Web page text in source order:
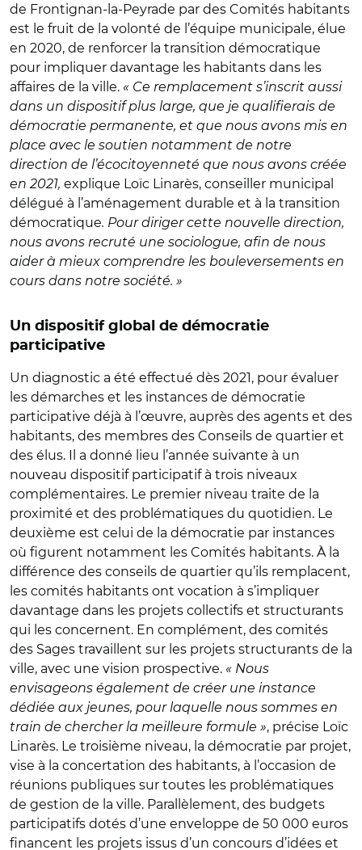
de Frontignan-la-Peyrade par des Comités habitants
est le fruit de la volonté de l’équipe municipale, élue
en 2020, de renforcer la transition démocratique
pour impliquer davantage les habitants dans les
affaires de la ville. « Ce remplacement s’inscrit aussi
dans un dispositif plus large, que je qualifierais de
démocratie permanente, et que nous avons mis en
place avec le soutien notamment de notre
direction de l’écocitoyenneté que nous avons créée
en 2021, explique Loïc Linarès, conseiller municipal
délégué à l’aménagement durable et à la transition
démocratique. Pour diriger cette nouvelle direction,
nous avons recruté une sociologue, afin de nous
aider à mieux comprendre les bouleversements en
cours dans notre société. »
Un dispositif global de démocratie
participative
Un diagnostic a été effectué dès 2021, pour évaluer
les démarches et les instances de démocratie
participative déjà à l’œuvre, auprès des agents et des
habitants, des membres des Conseils de quartier et
des élus. Il a donné lieu l’année suivante à un
nouveau dispositif participatif à trois niveaux
complémentaires. Le premier niveau traite de la
proximité et des problématiques du quotidien. Le
deuxième est celui de la démocratie par instances
où figurent notamment les Comités habitants. À la
différence des conseils de quartier qu’ils remplacent,
les comités habitants ont vocation à s’impliquer
davantage dans les projets collectifs et structurants
qui les concernent. En complément, des comités
des Sages travaillent sur les projets structurants de la
ville, avec une vision prospective. « Nous
envisageons également de créer une instance
dédiée aux jeunes, pour laquelle nous sommes en
train de chercher la meilleure formule », précise Loïc
Linarès. Le troisième niveau, la démocratie par projet,
vise à la concertation des habitants, à l’occasion de
réunions publiques sur toutes les problématiques
de gestion de la ville. Parallèlement, des budgets
participatifs dotés d’une enveloppe de 50 000 euros
financent les projets issus d’un concours d’idées et